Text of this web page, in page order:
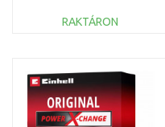
RAKTÁRON
Összehasonlítás